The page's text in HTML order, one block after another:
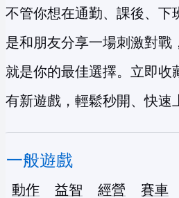
不管你想在通勤、課後、下
是和朋友分享一場刺激對戰
就是你的最佳選擇。立即收
有新遊戲，輕鬆秒開、快速
一般遊戲
動作 益智 經營 賽車